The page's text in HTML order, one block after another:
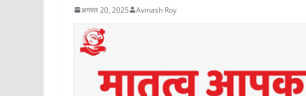
अगस्त 20, 2025 Avinash Roy